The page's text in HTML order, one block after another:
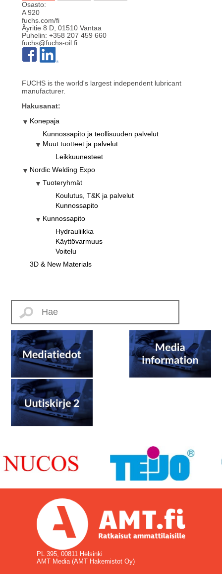
Osasto:
A 920
fuchs.com/fi
Äyritie 8 D 01510 Vantaa
Puhelin: +358 207 459 660
fuchs@fuchs-oil.fi
FUCHS is the world's largest independent lubricant
manufacturer.
Hakusanat:
Konepaja
Kunnossapito ja teollisuuden palvelut
Muut tuotteet ja palvelut
Leikkuunesteet
Nordic Welding Expo
Tuoteryhmät
Koulutus, T&K ja palvelut
Kunnossapito
Kunnossapito
Hydrauliikka
Käyttövarmuus
Voitelu
3D & New Materials
PL 395, 00811 Helsinki
AMT Media (AMT Hakemistot Oy)